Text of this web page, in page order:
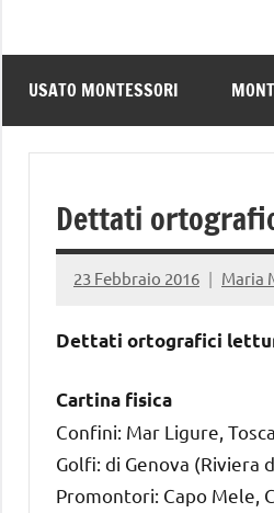
USATO MONTESSORI
Dettati
23 Febbraio 2016 Maria
Dettati ortografici
Cartina fisica
Confini: Mar Ligure,
Golfi: di Genova (Riviera
Promontori: Capo Mele,